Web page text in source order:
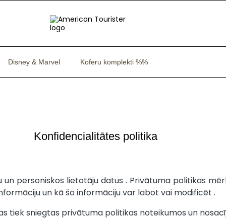
Disney & Marvel Koferu komplekti %%
Konfidencialitātes politika
personiskos lietotāju datus . Privātuma politikas
un kā šo informāciju var labot vai modificēt .
tiek sniegtas privātuma politikas noteikumos un